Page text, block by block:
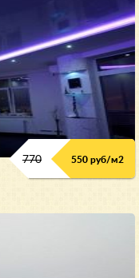
770 550 руб/м2